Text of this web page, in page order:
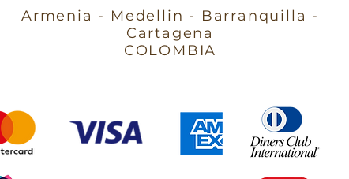
Armenia - Medellin - Barranquilla -
Cartagena
COLOMBIA